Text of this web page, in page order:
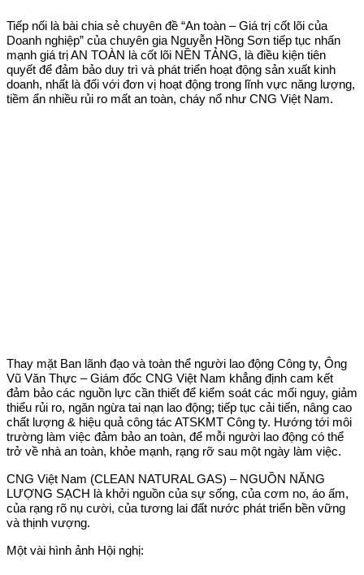
Tiếp nối là bài chia sẻ chuyên đề “An toàn – Giá trị cốt lõi của
Doanh nghiệp” của chuyên gia Nguyễn Hồng Sơn tiếp tục nhấn
mạnh giá trị AN TOÀN là cốt lõi NỀN TẢNG, là điều kiện tiên
quyết để đảm bảo duy trì và phát triển hoạt động sản xuất kinh
doanh, nhất là đối với đơn vị hoạt động trong lĩnh vực năng lượng,
tiềm ẩn nhiều rủi ro mất an toàn, cháy nổ như CNG Việt Nam.
Thay mặt Ban lãnh đạo và toàn thể người lao động Công ty, Ông
Vũ Văn Thực – Giám đốc CNG Việt Nam khẳng định cam kết
đảm bảo các nguồn lực cần thiết để kiểm soát các mối nguy, giảm
thiểu rủi ro, ngăn ngừa tai nạn lao động; tiếp tục cải tiến, nâng cao
chất lượng & hiệu quả công tác ATSKMT Công ty. Hướng tới môi
trường làm việc đảm bảo an toàn, để mỗi người lao động có thể
trở về nhà an toàn, khỏe mạnh, rạng rỡ sau một ngày làm việc.
CNG Việt Nam (CLEAN NATURAL GAS) – NGUỒN NĂNG
LƯỢNG SẠCH là khởi nguồn của sự sống, của cơm no, áo ấm,
của rạng rõ nụ cười, của tương lai đất nước phát triển bền vững
và thịnh vượng.
Một vài hình ảnh Hội nghị: